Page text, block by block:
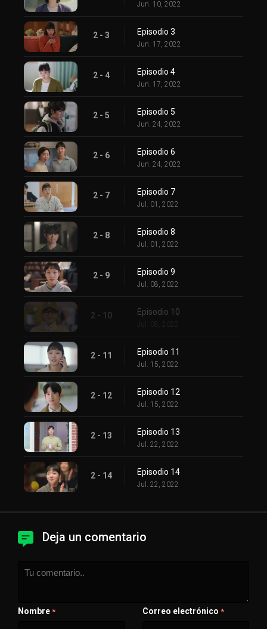
Jun. 10, 2022
2 - 3 Episodio 3
Jun. 17, 2022
2 - 4 Episodio 4
Jun. 17, 2022
2 - 5 Episodio 5
Jun. 24, 2022
2 - 6 Episodio 6
Jun. 24, 2022
2 - 7 Episodio 7
Jul. 01, 2022
2 - 8 Episodio 8
Jul. 01, 2022
2 - 9 Episodio 9
Jul. 08, 2022
2 - 10 Episodio 10
Jul. 08, 2022
2 - 11 Episodio 11
Jul. 15, 2022
2 - 12 Episodio 12
Jul. 15, 2022
2 - 13 Episodio 13
Jul. 22, 2022
2 - 14 Episodio 14
Jul. 22, 2022
Deja un comentario
Nombre * Correo electrónico *